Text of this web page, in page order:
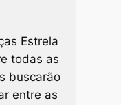
Estrela
todas as
buscarão
entre as